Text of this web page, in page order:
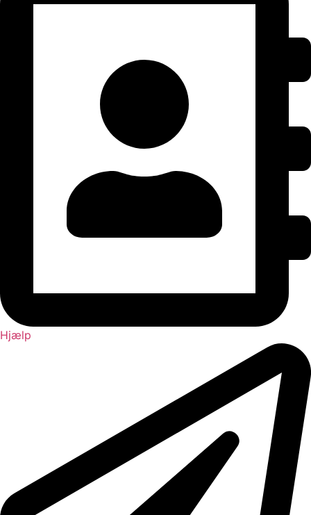
Hjælp